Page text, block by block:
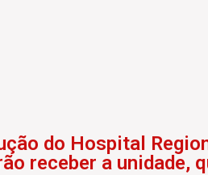
do Hospital
receber a unidade,